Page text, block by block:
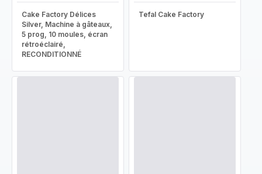
Cake Factory Délices
Silver, Machine à gâteaux,
5 prog, 10 moules, écran
rétroéclairé,
RECONDITIONNÉ
Tefal Cake Factory